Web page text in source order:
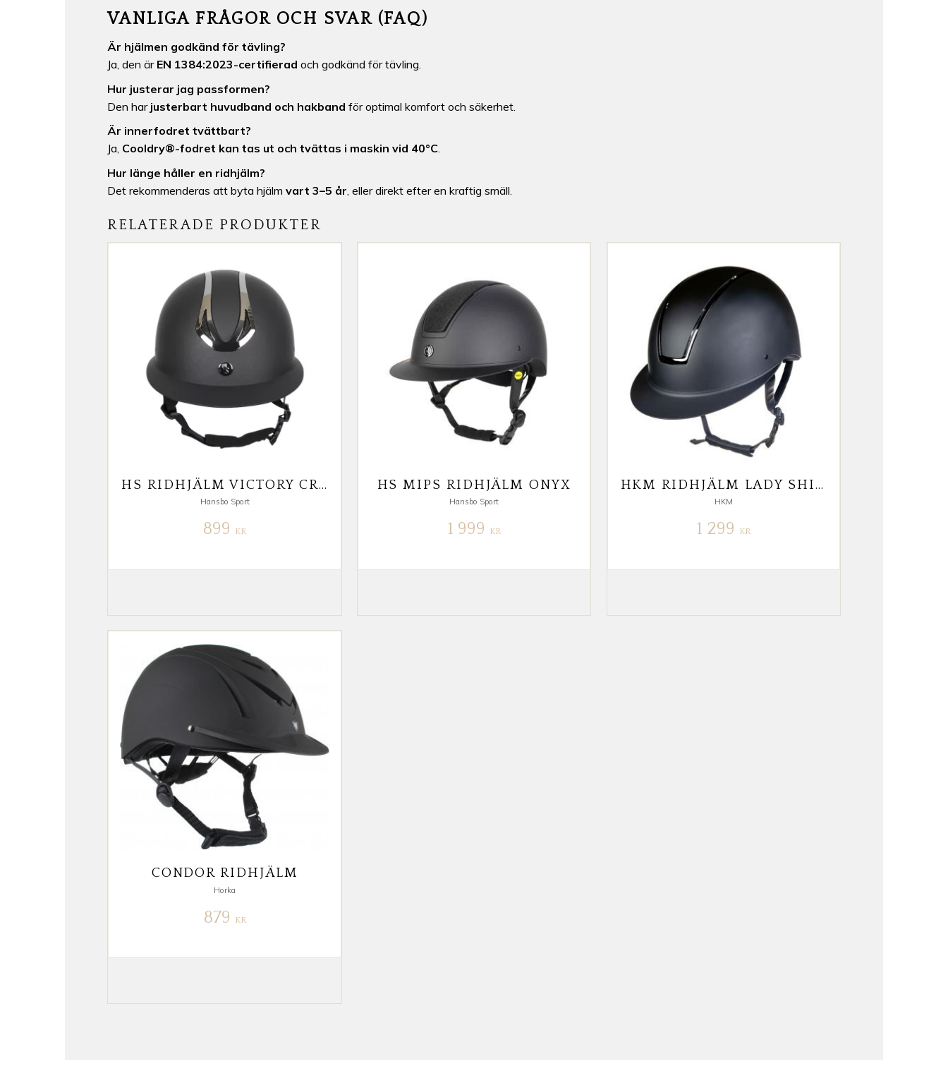
VANLIGA FRÅGOR OCH SVAR (FAQ)
Är hjälmen godkänd för tävling?
Ja, den är EN 1384:2023-certifierad och godkänd för tävling.
Hur justerar jag passformen?
Den har justerbart huvudband och hakband för optimal komfort och säkerhet.
Är innerfodret tvättbart?
Ja, Cooldry®-fodret kan tas ut och tvättas i maskin vid 40°C.
Hur länge håller en ridhjälm?
Det rekommenderas att byta hjälm vart 3–5 år , eller direkt efter en kraftig smäll.
RELATERADE PRODUKTER
HS RIDHJÄLM VICTORY CROME
Hansbo Sport
899 KR
HS MIPS RIDHJÄLM ONYX
Hansbo Sport
1 999 KR
HKM RIDHJÄLM LADY SHIELD
HKM
1 299 KR
CONDOR RIDHJÄLM
Horka
879 KR